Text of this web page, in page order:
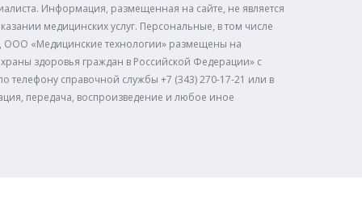
Информация, размещенная на сайте, не является
медицинских услуг. Персональные, в том числе
ООО «Медицинские технологии» размещены на
здоровья граждан в Российской Федерации» с
телефону справочной службы +7 (343) 270-17-21 или в
передача, воспроизведение и любое иное